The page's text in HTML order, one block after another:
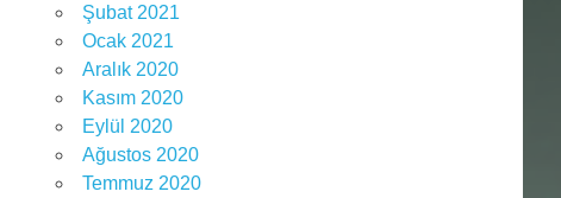
Şubat 2021
Ocak 2021
Aralık 2020
Kasım 2020
Eylül 2020
Ağustos 2020
Temmuz 2020